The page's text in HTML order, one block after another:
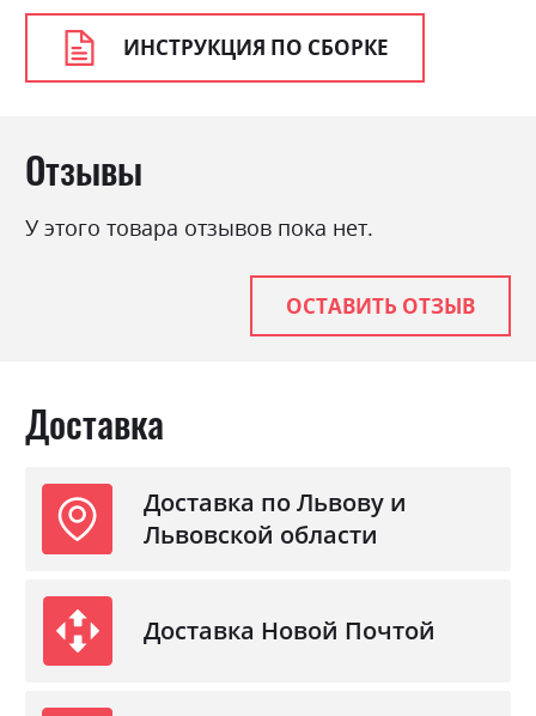
Цвет материала
дуб сонома
Стиль
мінімалізм, модерн
ИНСТРУКЦИЯ ПО СБОРКЕ
Отзывы
У этого товара отзывов пока нет.
ОСТАВИТЬ ОТЗЫВ
Доставка
Доставка по Львову и
Львовской области
Доставка Новой Почтой